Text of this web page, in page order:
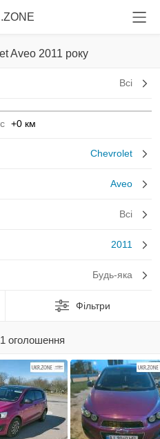
Aveo 2011 року
Всі
+0 км
Chevrolet
Aveo
Всі
2011
Будь-яка
Фільтри
оголошення